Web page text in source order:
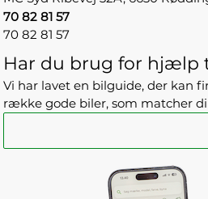
70 82 81 57
70 82 81 57
Har du brug for hjælp
Vi har lavet en bilguide, der kan
række gode biler, som matcher